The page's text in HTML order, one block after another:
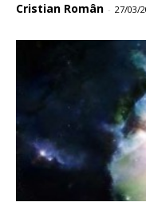
Cristian Român - 27/03/